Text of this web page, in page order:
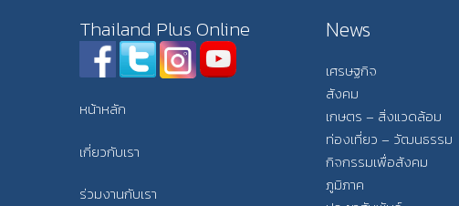
Thailand Plus Online
หน้าหลัก
เกี่ยวกับเรา
ร่วมงานกับเรา
News
เศรษฐกิจ
สังคม
เกษตร – สิ่งแวดล้อม
ท่องเที่ยว – วัฒนธรรม
กิจกรรมเพื่อสังคม
ภูมิภาค